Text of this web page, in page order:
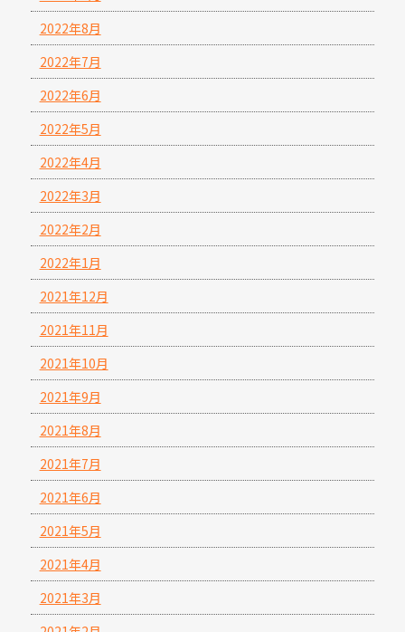
2022年8月
2022年7月
2022年6月
2022年5月
2022年4月
2022年3月
2022年2月
2022年1月
2021年12月
2021年11月
2021年10月
2021年9月
2021年8月
2021年7月
2021年6月
2021年5月
2021年4月
2021年3月